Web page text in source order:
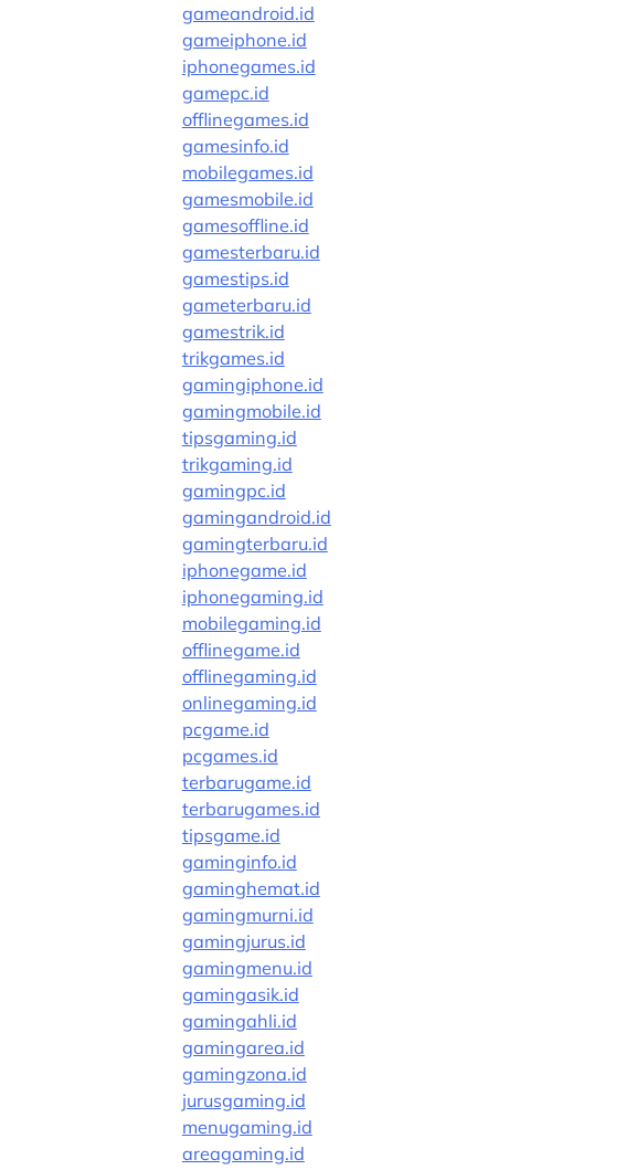
gameandroid.id
gameiphone.id
iphonegames.id
gamepc.id
offlinegames.id
gamesinfo.id
mobilegames.id
gamesmobile.id
gamesoffline.id
gamesterbaru.id
gamestips.id
gameterbaru.id
gamestrik.id
trikgames.id
gamingiphone.id
gamingmobile.id
tipsgaming.id
trikgaming.id
gamingpc.id
gamingandroid.id
gamingterbaru.id
iphonegame.id
iphonegaming.id
mobilegaming.id
offlinegame.id
offlinegaming.id
onlinegaming.id
pcgame.id
pcgames.id
terbarugame.id
terbarugames.id
tipsgame.id
gaminginfo.id
gaminghemat.id
gamingmurni.id
gamingjurus.id
gamingmenu.id
gamingasik.id
gamingahli.id
gamingarea.id
gamingzona.id
jurusgaming.id
menugaming.id
areagaming.id